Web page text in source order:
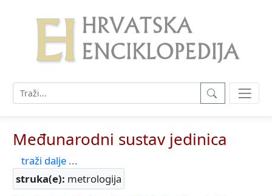
Međunarodni sustav jedinica
traži dalje ...
struka(e): metrologija